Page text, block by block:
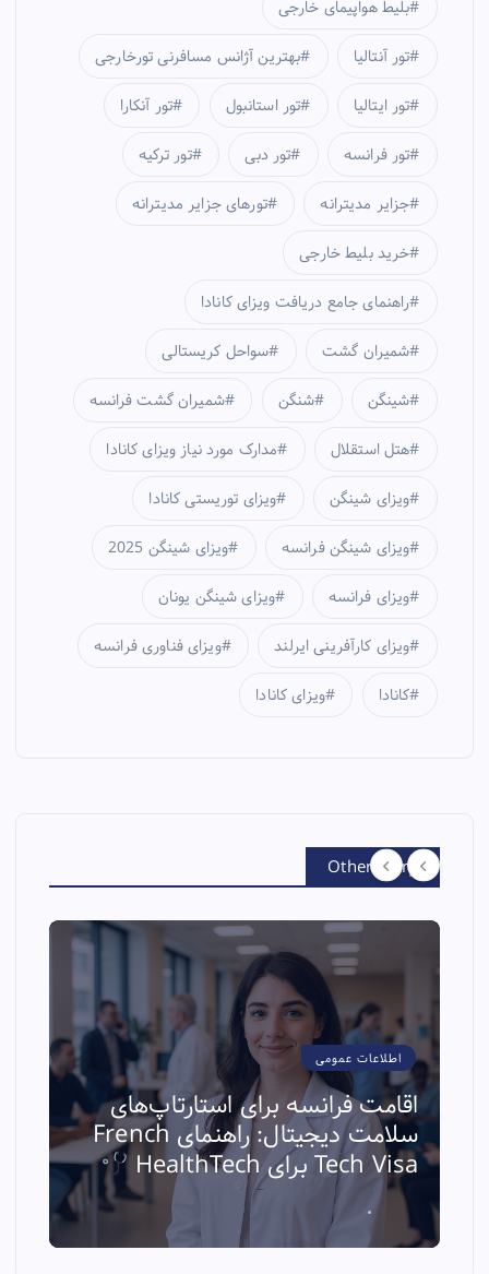
بلیط هواپیمای خارجی
بهترین آژانس مسافرنی تورخارجی تور آنتالیا
تور آنکارا تور استانبول تور ایتالیا
تور ترکیه تور دبی تور فرانسه
تورهای جزایر مدیترانه جزایر مدیترانه
خرید بلیط خارجی
راهنمای جامع دریافت ویزای کانادا
سواحل کریستالی شمیران گشت
شمیران گشت فرانسه شنگن شینگن
مدارک مورد نیاز ویزای کانادا هتل استقلال
ویزای توریستی کانادا ویزای شینگن
ویزای شینگن 2025 ویزای شینگن فرانسه
ویزای شینگن یونان ویزای فرانسه
ویزای فناوری فرانسه ویزای کارآفرینی ایرلند
ویزای کانادا کانادا
Other Story
اطلاعات عمومی
اقامت فرانسه برای استارتاپ‌های
سلامت دیجیتال: راهنمای French
Tech Visa برای HealthTech